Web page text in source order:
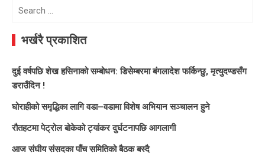
Search
भर्खरै प्रकाशित
दुई वर्षपछि शेख हसिनाको सम्बोधन: डिसेम्बरमा बंगलादेश फर्किन्छु, मृत्युदण्डसँग
डराउँदिन !
घोराहीको समृद्धिका लागि वडा–वडामा विशेष अभियान सञ्चालन हुने
रौतहटमा पेट्रोल बोकेको ट्यांकर दुर्घटनापछि आगलागी
आज संघीय संसदका पाँच समितिको बैठक बस्दै